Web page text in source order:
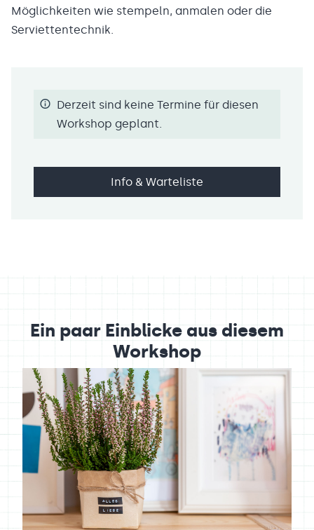
Derzeit sind keine Termine für diesen
Workshop geplant.
Info & Warteliste
Möglichkeiten wie stempeln, anmalen oder die
Serviettentechnik.
Ein paar Einblicke aus diesem
Workshop